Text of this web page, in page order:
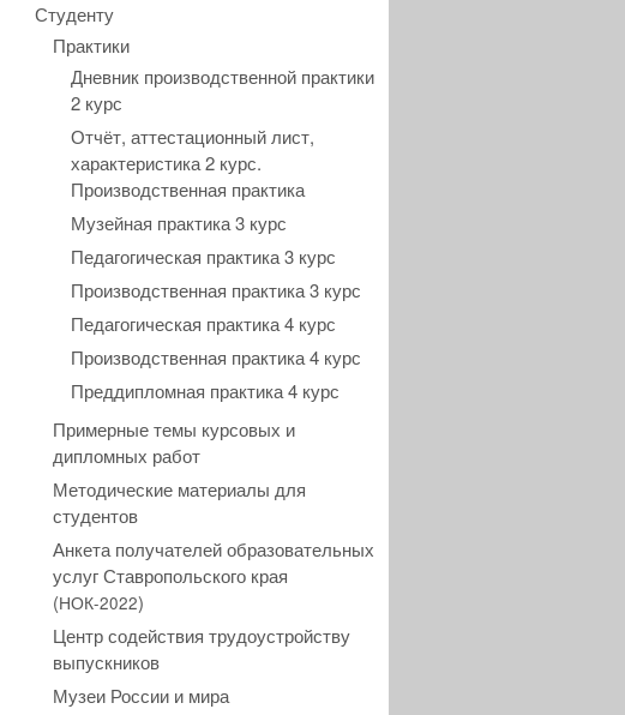
Студенту
Практики
Дневник производственной практики
2 курс
Отчёт, аттестационный лист,
характеристика 2 курс.
Производственная практика
Музейная практика 3 курс
Педагогическая практика 3 курс
Производственная практика 3 курс
Педагогическая практика 4 курс
Производственная практика 4 курс
Преддипломная практика 4 курс
Примерные темы курсовых и
дипломных работ
Методические материалы для
студентов
Анкета получателей образовательных
услуг Ставропольского края
(НОК-2022)
Центр содействия трудоустройству
выпускников
Музеи России и мира